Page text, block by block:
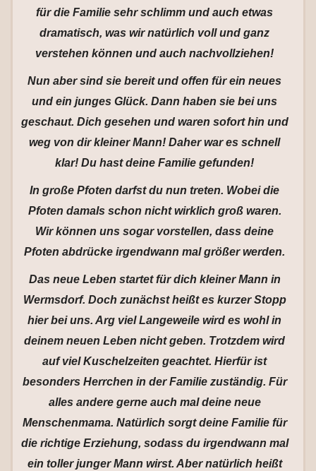
für die Familie sehr schlimm und auch etwas
dramatisch, was wir natürlich voll und ganz
verstehen können und auch nachvollziehen!
Nun aber sind sie bereit und offen für ein neues
und ein junges Glück. Dann haben sie bei uns
geschaut. Dich gesehen und waren sofort hin und
weg von dir kleiner Mann! Daher war es schnell
klar! Du hast deine Familie gefunden!
In große Pfoten darfst du nun treten. Wobei die
Pfoten damals schon nicht wirklich groß waren.
Wir können uns sogar vorstellen, dass deine
Pfoten abdrücke irgendwann mal größer werden.
Das neue Leben startet für dich kleiner Mann in
Wermsdorf. Doch zunächst heißt es kurzer Stopp
hier bei uns. Arg viel Langeweile wird es wohl in
deinem neuen Leben nicht geben. Trotzdem wird
auf viel Kuschelzeiten geachtet. Hierfür ist
besonders Herrchen in der Familie zuständig. Für
alles andere gerne auch mal deine neue
Menschenmama. Natürlich sorgt deine Familie für
die richtige Erziehung, sodass du irgendwann mal
ein toller junger Mann wirst. Aber natürlich heißt